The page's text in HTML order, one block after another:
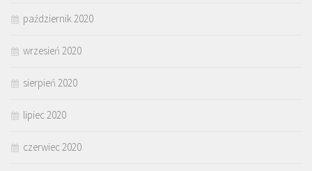
październik 2020
wrzesień 2020
sierpień 2020
lipiec 2020
czerwiec 2020